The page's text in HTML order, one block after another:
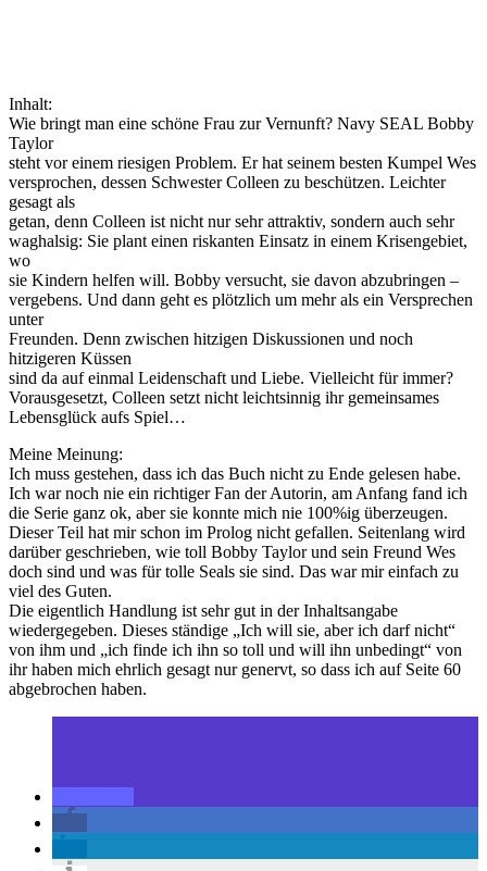
Inhalt:
Wie bringt man eine schöne Frau zur Vernunft? Navy SEAL Bobby
Taylor
steht vor einem riesigen Problem. Er hat seinem besten Kumpel Wes
versprochen, dessen Schwester Colleen zu beschützen. Leichter
gesagt als
getan, denn Colleen ist nicht nur sehr attraktiv, sondern auch sehr
waghalsig: Sie plant einen riskanten Einsatz in einem Krisengebiet,
wo
sie Kindern helfen will. Bobby versucht, sie davon abzubringen –
vergebens. Und dann geht es plötzlich um mehr als ein Versprechen
unter
Freunden. Denn zwischen hitzigen Diskussionen und noch
hitzigeren Küssen
sind da auf einmal Leidenschaft und Liebe. Vielleicht für immer?
Vorausgesetzt, Colleen setzt nicht leichtsinnig ihr gemeinsames
Lebensglück aufs Spiel…
Meine Meinung:
Ich muss gestehen, dass ich das Buch nicht zu Ende gelesen habe.
Ich war noch nie ein richtiger Fan der Autorin, am Anfang fand ich
die Serie ganz ok, aber sie konnte mich nie 100%ig überzeugen.
Dieser Teil hat mir schon im Prolog nicht gefallen. Seitenlang wird
darüber geschrieben, wie toll Bobby Taylor und sein Freund Wes
doch sind und was für tolle Seals sie sind. Das war mir einfach zu
viel des Guten.
Die eigentlich Handlung ist sehr gut in der Inhaltsangabe
wiedergegeben. Dieses ständige „Ich will sie, aber ich darf nicht“
von ihm und „ich finde ich ihn so toll und will ihn unbedingt“ von
ihr haben mich ehrlich gesagt nur genervt, so dass ich auf Seite 60
abgebrochen haben.